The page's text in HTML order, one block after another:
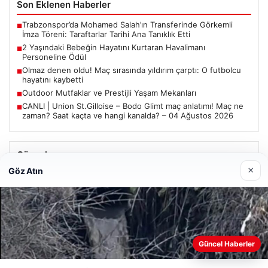
Son Eklenen Haberler
■Trabzonspor’da Mohamed Salah’ın Transferinde Görkemli
İmza Töreni: Taraftarlar Tarihi Ana Tanıklık Etti
■2 Yaşındaki Bebeğin Hayatını Kurtaran Havalimanı
Personeline Ödül
■Olmaz denen oldu! Maç sırasında yıldırım çarptı: O futbolcu
hayatını kaybetti
■Outdoor Mutfaklar ve Prestijli Yaşam Mekanları
■CANLI | Union St.Gilloise – Bodo Glimt maç anlatımı! Maç ne
zaman? Saat kaçta ve hangi kanalda? – 04 Ağustos 2026
Güncel
Trabzonspor’da Mohamed Salah’ın Transferinde Görkemli
İmza Töreni: Taraftarlar Tarihi Ana Tanıklık Etti
08/05/2026
Web sitemizi nasıl kullandığınızı daha iyi anlayabilmek,
Göz Atın ×
Güncel Haberler